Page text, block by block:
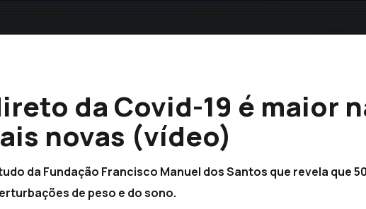
da Covid-19 é maior
novas (vídeo)
da Fundação Francisco Manuel dos Santos que revela que
de peso e do sono.